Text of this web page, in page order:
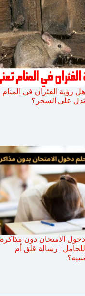
هل رؤية الفئران في المنام
تدل على السحر؟
دخول الامتحان دون مذاكرة
للحامل | رسالة قلق أم
تنبيه؟